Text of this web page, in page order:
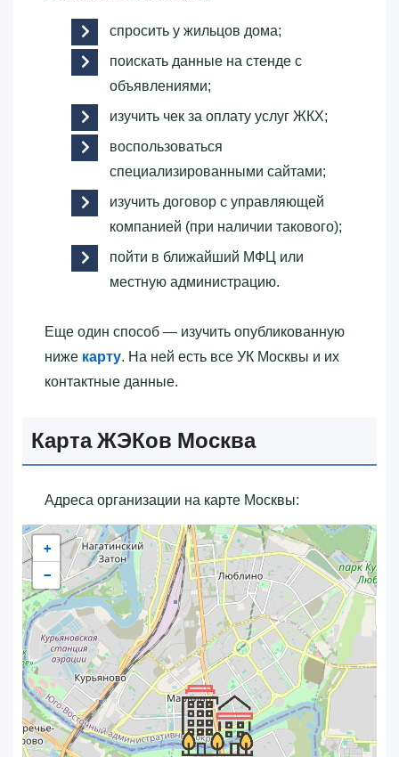
спросить у жильцов дома;
поискать данные на стенде с
объявлениями;
изучить чек за оплату услуг ЖКХ;
воспользоваться
специализированными сайтами;
изучить договор с управляющей
компанией (при наличии такового);
пойти в ближайший МФЦ или
местную администрацию.
Еще один способ — изучить опубликованную
ниже карту. На ней есть все УК Москвы и их
контактные данные.
Карта ЖЭКов Москва
Адреса организации на карте Москвы:
+
−